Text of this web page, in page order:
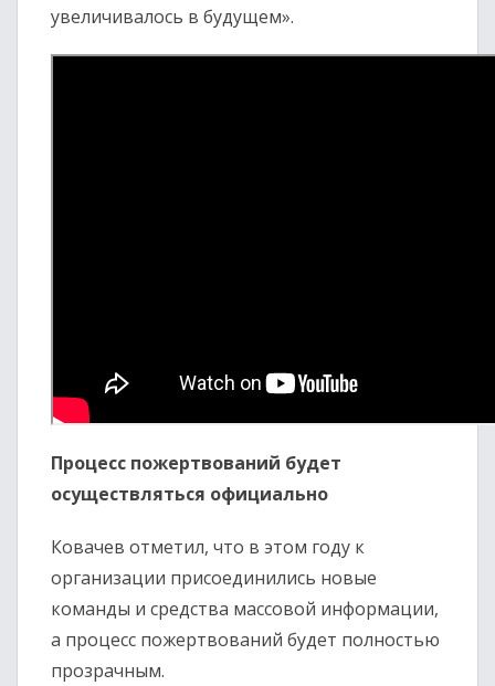
увеличивалось в будущем».
Процесс пожертвований будет
осуществляться официально
Ковачев отметил, что в этом году к
организации присоединились новые
команды и средства массовой информации,
а процесс пожертвований будет полностью
прозрачным.